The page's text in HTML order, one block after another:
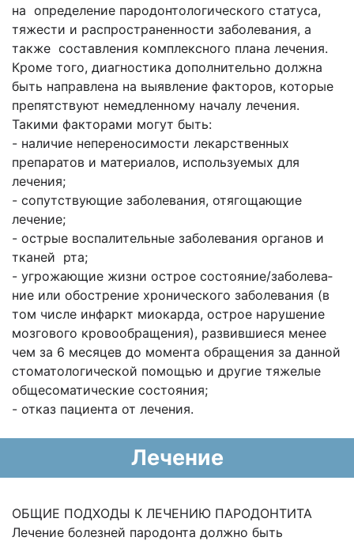
на определение пародонтологического статуса,
тяжести и распространенности заболевания, а
также составления комплексного плана лечения.
Кроме того, диагностика дополнительно должна
быть направлена на выявление факторов, которые
препятствуют немедленному началу лечения.
Такими факторами могут быть:
- наличие непереносимости лекарственных
препаратов и материалов, используемых для
лечения;
- сопутствующие заболевания, отягощающие
лечение;
- острые воспалительные заболевания органов и
тканей рта;
- угрожающие жизни острое состояние/заболева­
ние или обострение хронического заболевания (в
том числе инфаркт миокарда, острое нару­шение
мозгового кровообращения), развившие­ся менее
чем за 6 месяцев до момента обращения за данной
стоматологической помощью и другие тяжелые
общесоматические состояния;
- отказ пациента от лечения.
Лечение
ОБЩИЕ ПОДХОДЫ К ЛЕЧЕНИЮ ПАРОДОНТИТА
Лечение болезней пародонта должно быть